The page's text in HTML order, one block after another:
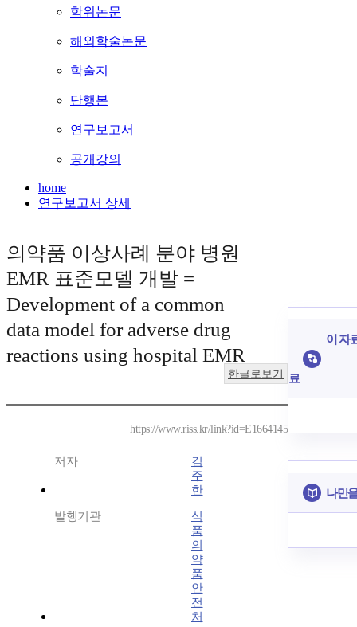
학위논문
해외학술논문
학술지
단행본
연구보고서
공개강의
home
연구보고서 상세
의약품 이상사례 분야 병원
EMR 표준모델 개발 =
Development of a common
data model for adverse drug
reactions using hospital EMR
한글로보기
https://www.riss.kr/link?id=E1664145
저자
김
주
한
발행기관
식
품
의
약
품
안
전
처
이 자
료
나만